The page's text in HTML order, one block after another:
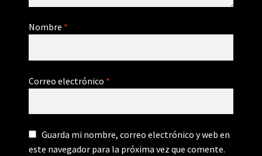
Nombre *
Correo electrónico *
Guarda mi nombre, correo electrónico y web en
este navegador para la próxima vez que comente.